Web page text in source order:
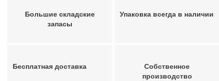
Большие складские
запасы
Упаковка всегда в наличии
Бесплатная доставка
Собственное
производство